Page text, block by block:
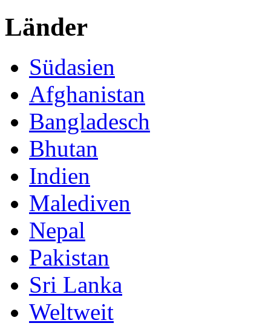
Länder
Südasien
Afghanistan
Bangladesch
Bhutan
Indien
Malediven
Nepal
Pakistan
Sri Lanka
Weltweit